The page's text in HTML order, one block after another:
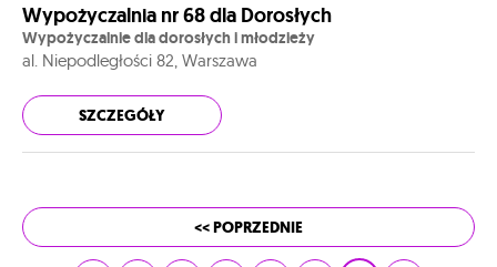
Wypożyczalnia nr 68 dla Dorosłych
Wypożyczalnie dla dorosłych i młodzieży
al. Niepodległości 82, Warszawa
SZCZEGÓŁY
<< POPRZEDNIE